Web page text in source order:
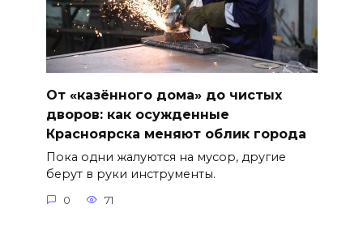
От «казённого дома» до чистых
дворов: как осужденные
Красноярска меняют облик города
Пока одни жалуются на мусор, другие
берут в руки инструменты.
0 71